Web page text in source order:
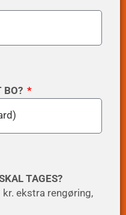
BO?
TAGES?
ekstra rengøring,